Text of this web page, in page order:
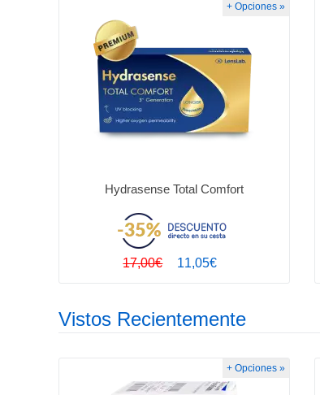
Hydrasense Total Comfort
11,05€
17,00€
+ Opciones »
Vistos Recientemente
+ Opciones »